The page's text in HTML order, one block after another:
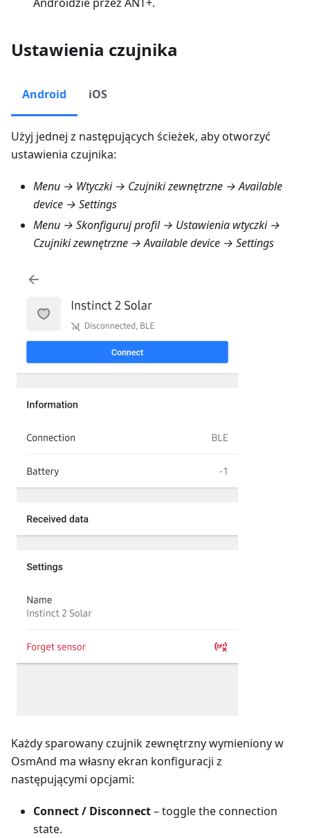
Androidzie przez ANT+.
Ustawienia czujnika
Android iOS
Użyj jednej z następujących ścieżek, aby otworzyć
ustawienia czujnika:
Menu → Wtyczki → Czujniki zewnętrzne → Available
device → Settings
Menu → Skonfiguruj profil → Ustawienia wtyczki →
Czujniki zewnętrzne → Available device → Settings
Każdy sparowany czujnik zewnętrzny wymieniony w
OsmAnd ma własny ekran konfiguracji z
następującymi opcjami:
Connect / Disconnect– toggle the connection
state.